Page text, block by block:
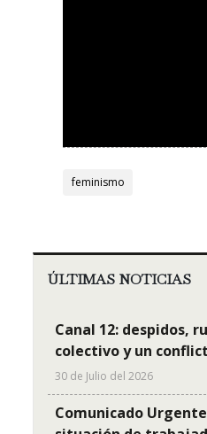
feminismo
ÚLTIMAS NOTICIAS
Canal 12: despidos,
colectivo y un
30 de Julio del 2026
Comunicado